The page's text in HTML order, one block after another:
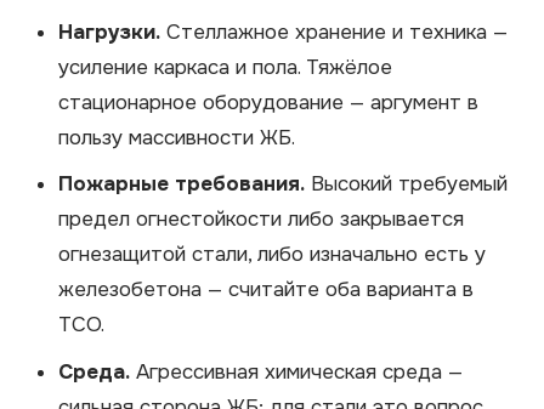
Нагрузки.Стеллажное хранение и техника —
усиление каркаса и пола. Тяжёлое
стационарное оборудование — аргумент в
пользу массивности ЖБ.
Пожарные требования.Высокий требуемый
предел огнестойкости либо закрывается
огнезащитой стали, либо изначально есть у
железобетона — считайте оба варианта в
TCO.
Среда.Агрессивная химическая среда —